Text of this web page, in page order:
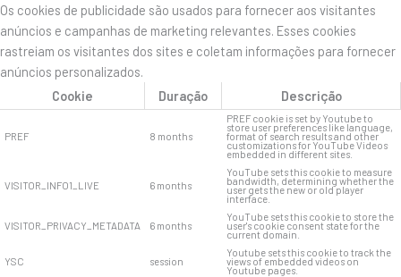
Os cookies de publicidade são usados ​​para fornecer aos visitantes
anúncios e campanhas de marketing relevantes. Esses cookies
rastreiam os visitantes dos sites e coletam informações para fornecer
anúncios personalizados.
Cookie
Duração Descrição
PREF 8 months
PREF cookie is set by Youtube to
store user preferences like language,
format of search results and other
customizations for YouTube Videos
embedded in different sites.
VISITOR_INFO1_LIVE 6 months
YouTube sets this cookie to measure
bandwidth, determining whether the
user gets the new or old player
interface.
VISITOR_PRIVACY_METADATA 6 months
YouTube sets this cookie to store the
user's cookie consent state for the
current domain.
YSC session
Youtube sets this cookie to track the
views of embedded videos on
Youtube pages.